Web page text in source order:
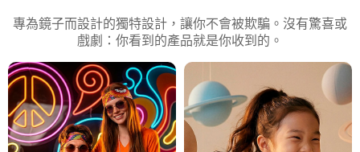
專為鏡子而設計的獨特設計，讓你不會被欺騙。沒有驚喜或
戲劇：你看到的產品就是你收到的。